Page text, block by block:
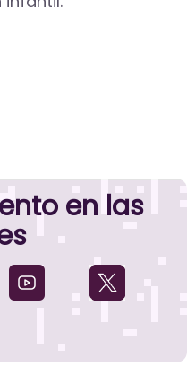
en las